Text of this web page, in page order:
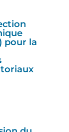
pour la